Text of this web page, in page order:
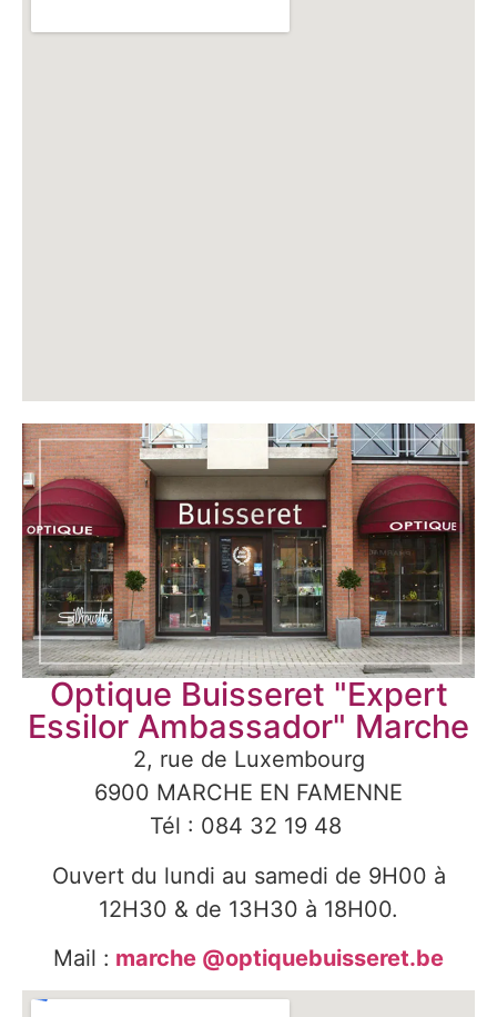
Optique Buisseret "Expert
Essilor Ambassador" Marche
2, rue de Luxembourg
6900 MARCHE EN FAMENNE
Tél : 084 32 19 48
Ouvert du lundi au samedi de 9H00 à
12H30 & de 13H30 à 18H00.
Mail : marche @optiquebuisseret.be